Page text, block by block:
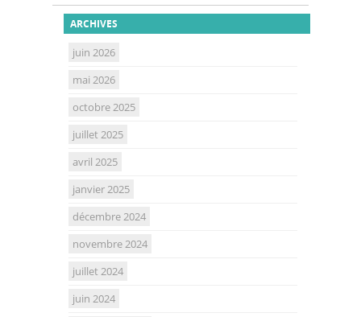
ARCHIVES
juin 2026
mai 2026
octobre 2025
juillet 2025
avril 2025
janvier 2025
décembre 2024
novembre 2024
juillet 2024
juin 2024